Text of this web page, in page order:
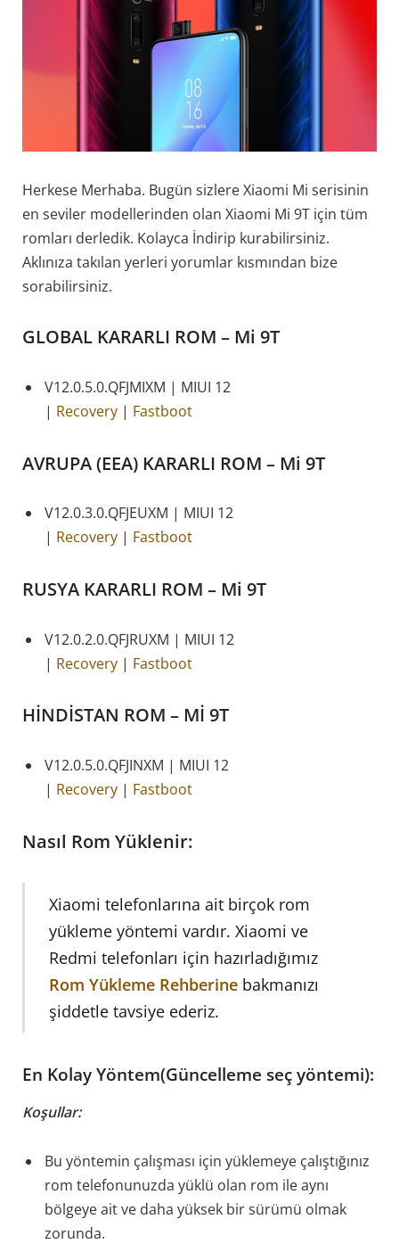
Herkese Merhaba. Bugün sizlere Xiaomi Mi serisinin
en seviler modellerinden olan Xiaomi Mi 9T için tüm
romları derledik. Kolayca İndirip kurabilirsiniz.
Aklınıza takılan yerleri yorumlar kısmından bize
sorabilirsiniz.
GLOBAL KARARLI ROM – Mi 9T
V12.0.5.0.QFJMIXM | MIUI 12
| Recovery | Fastboot
AVRUPA (EEA) KARARLI ROM – Mi 9T
V12.0.3.0.QFJEUXM | MIUI 12
| Recovery | Fastboot
RUSYA KARARLI ROM – Mi 9T
V12.0.2.0.QFJRUXM | MIUI 12
| Recovery | Fastboot
HİNDİSTAN ROM – Mİ 9T
V12.0.5.0.QFJINXM | MIUI 12
| Recovery | Fastboot
Nasıl Rom Yüklenir:
Xiaomi telefonlarına ait birçok rom
yükleme yöntemi vardır. Xiaomi ve
Redmi telefonları için hazırladığımız
Rom Yükleme Rehberine bakmanızı
şiddetle tavsiye ederiz.
En Kolay Yöntem(Güncelleme seç yöntemi):
Koşullar:
Bu yöntemin çalışması için yüklemeye çalıştığınız
rom telefonunuzda yüklü olan rom ile aynı
bölgeye ait ve daha yüksek bir sürümü olmak
zorunda.